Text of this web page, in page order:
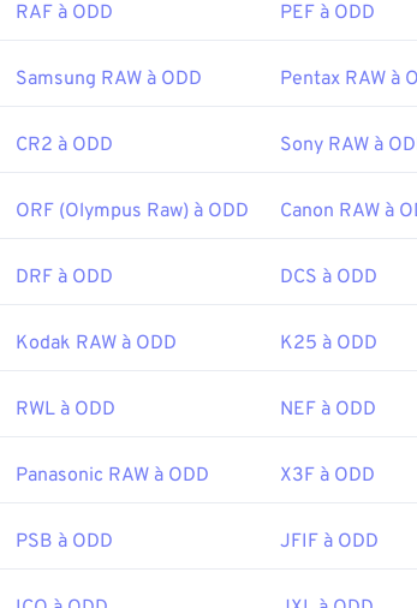
RAF à ODD PEF à ODD
Samsung RAW à ODD Pentax RAW à
CR2 à ODD Sony RAW à
ORF (Olympus Raw) à ODD Canon RAW à
DRF à ODD DCS à ODD
Kodak RAW à ODD K25 à ODD
RWL à ODD NEF à ODD
Panasonic RAW à ODD X3F à ODD
PSB à ODD JFIF à ODD